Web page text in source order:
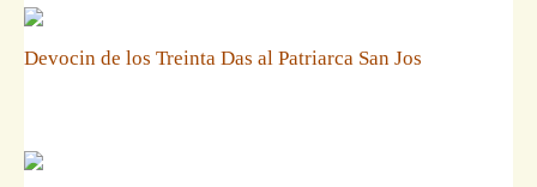
Devocin de los Treinta Das al Patriarca San Jos